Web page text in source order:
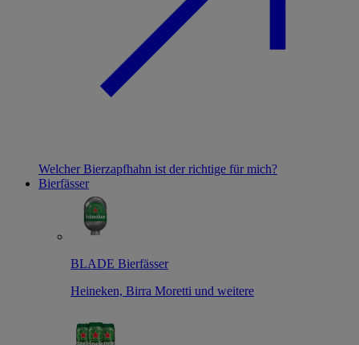
Welcher Bierzapfhahn ist der richtige für mich?
Bierfässer
BLADE Bierfässer
Heineken, Birra Moretti und weitere